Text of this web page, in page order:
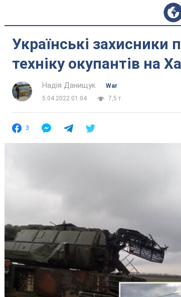
Українські захисники
техніку окупантів на
Надія Данищук
War
5.04.2022 01:04
7,5 т.
3